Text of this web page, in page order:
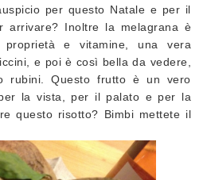
per questo Natale e per il
arrivare? Inoltre la melagrana è
e vitamine, una vera
e poi è così bella da vedere,
rubini. Questo frutto è un vero
la vista, per il palato e per la
questo risotto? Bimbi mettete il